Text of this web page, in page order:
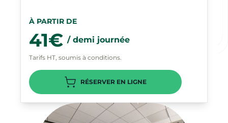
À PARTIR DE
41€ / demi journée
Tarifs HT, soumis à conditions.
RÉSERVER EN LIGNE